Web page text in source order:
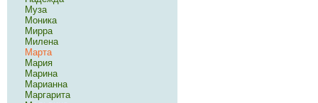
Муза
Моника
Мирра
Милена
Марта
Мария
Марина
Марианна
Маргарита